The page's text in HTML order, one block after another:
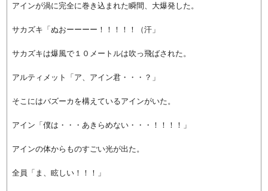
アインが渦に完全に巻き込まれた瞬間、大爆発した。
サカズキ「ぬおーーーー！！！！！（汗」
サカズキは爆風で１０メートルは吹っ飛ばされた。
アルティメット「ア、アイン君・・・？」
そこにはバズーカを構えているアインがいた。
アイン「僕は・・・あきらめない・・・！！！！」
アインの体からものすごい光が出た。
全員「ま、眩しい！！！」